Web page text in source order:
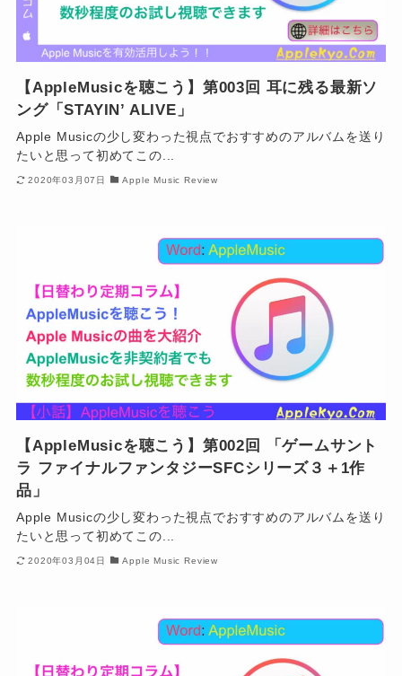
【AppleMusicを聴こう】第003回 耳に残る最新ソ
ング「STAYIN’ ALIVE」
Apple Musicの少し変わった視点でおすすめのアルバムを送り
たいと思って初めてこの...
2020年03月07日 Apple Music Review
【AppleMusicを聴こう】第002回 「ゲームサント
ラ ファイナルファンタジーSFCシリーズ３＋1作
品」
Apple Musicの少し変わった視点でおすすめのアルバムを送り
たいと思って初めてこの...
2020年03月04日 Apple Music Review